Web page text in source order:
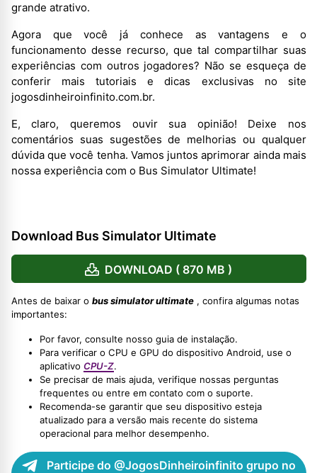
grande atrativo.
Agora que você já conhece as vantagens e o
funcionamento desse recurso, que tal compartilhar suas
experiências com outros jogadores? Não se esqueça de
conferir mais tutoriais e dicas exclusivas no site
jogosdinheiroinfinito.com.br.
E, claro, queremos ouvir sua opinião! Deixe nos
comentários suas sugestões de melhorias ou qualquer
dúvida que você tenha. Vamos juntos aprimorar ainda mais
nossa experiência com o Bus Simulator Ultimate!
Download Bus Simulator Ultimate
DOWNLOAD ( 870 MB )
Antes de baixar o bus simulator ultimate, confira algumas notas
importantes:
Por favor, consulte nosso guia de instalação.
Para verificar o CPU e GPU do dispositivo Android, use o
aplicativo CPU-Z.
Se precisar de mais ajuda, verifique nossas perguntas
frequentes ou entre em contato com o suporte.
Recomenda-se garantir que seu dispositivo esteja
atualizado para a versão mais recente do sistema
operacional para melhor desempenho.
Participe do @JogosDinheiroinfinito grupo no